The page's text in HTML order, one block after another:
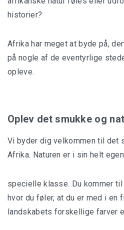
historier?
Afrika har meget at byde på,
på nogle af de eventyrlige
opleve.
Oplev det smukke og
Vi byder dig velkommen til det
Afrika. Naturen er i sin helt egen
specielle klasse. Du kommer
hvor du føler, at du er med i en
landskabets forskellige farver